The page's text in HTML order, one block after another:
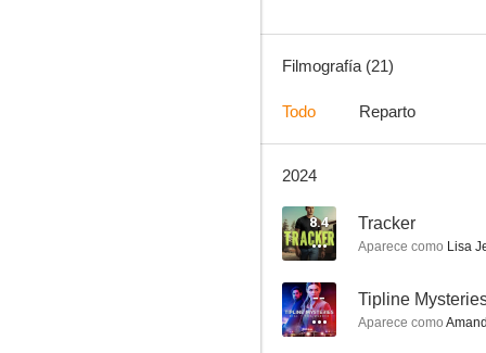
Filmografía (21)
Todo Reparto
2024
8.4 Tracker
Aparece como Lisa
-- Tipline
Aparece como